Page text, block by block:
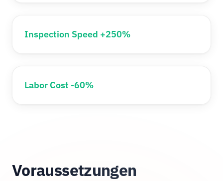
Inspection Speed +250%
Labor Cost -60%
Voraussetzungen